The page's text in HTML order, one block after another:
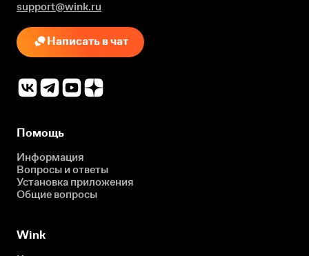
support@wink.ru
Написать в чат
Помощь
Информация
Вопросы и ответы
Установка приложения
Общие вопросы
Wink